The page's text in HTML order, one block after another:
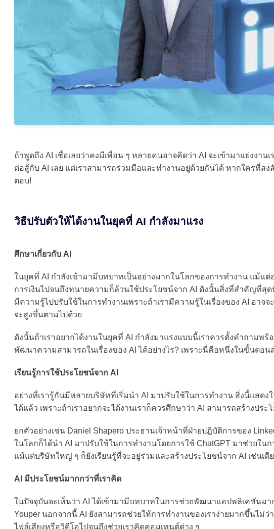
ถ้าพูดถึง AI เชื่อเลยว่าคงมีเพื่อน ๆ หลายคนอาจคิดว่า AI จะเข้ามาแย่งงาน
ต่อสู้กับ AI เลย แต่เราสามารถร่วมมือและทำงานอยู่ด้วยกันได้ หากใครที่ส
ตอบ!
วิธีปรับตัวให้ได้งานในยุคที่ AI กำลังมาแรง
ศึกษาเกี่ยวกับ AI
ในยุคที่ AI กำลังเข้ามามีบทบาทเป็นอย่างมากในโลกของการทำงาน แม้แ
การเงินไปจนถึงทนายความก็ล้วนใช้ประโยชน์จาก AI ดังนั้นสิ่งที่สำคัญที่สุด
มีความรู้ไปปรับใช้ในการทำงานเพราะถ้าเรามีความรู้ในเรื่องของ AI อา
จะสูงขึ้นตามไปด้วย
ดังนั้นถ้าเราอยากได้งานในยุคที่ AI กำลังมาแรงแบบนี้เราควรตั้งคำถามพร้
พัฒนาความสามารถในเรื่องของ AI ได้อย่างไร? เพราะนี่คือหนึ่งในขั้นตอน
เรียนรู้การใช้ประโยชน์จาก AI
อย่างที่เรารู้กันมีหลายบริษัทที่เริ่มนำ AI มาปรับใช้ในการทำงาน สิ่งนี้แสดงใ
ได้แล้ว เพราะถ้าเราอยากจะได้งานเราก็ควรศึกษาว่า AI สามารถสร้างประ
ยกตัวอย่างเช่น Daniel Shapero ประธานเจ้าหน้าที่ฝ่ายปฏิบัติการของ
ในโลกก็ได้นำ AI มาปรับใช้ในการทำงานโดยการใช้ ChatGPT มาช่วยใ
แม้แต่บริษัทใหญ่ ๆ ก็ยังเรียนรู้ที่จะอยู่ร่วมและสร้างประโยชน์จาก AI เช่นเดี
AI มีประโยชน์มากกว่าที่เราคิด
ในปัจจุบันจะเห็นว่า AI ได้เข้ามามีบทบาทในการช่วยพัฒนาแอปพลิเคชันมาก
Youper นอกจากนี้ AI ยังสามารถช่วยให้การทำงานของเราง่ายมากขึ้นไม่
ไฟล์เสียงหรือวิดีโอไปจนถึงช่วยเราคิดคอมเทนต์ต่าง ๆ